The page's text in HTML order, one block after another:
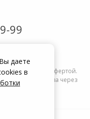
99
публичной офертой.
заказа через
даете
в